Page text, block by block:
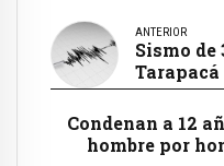
ANTERIOR
Sismo de
Condenan a 12
hombre por